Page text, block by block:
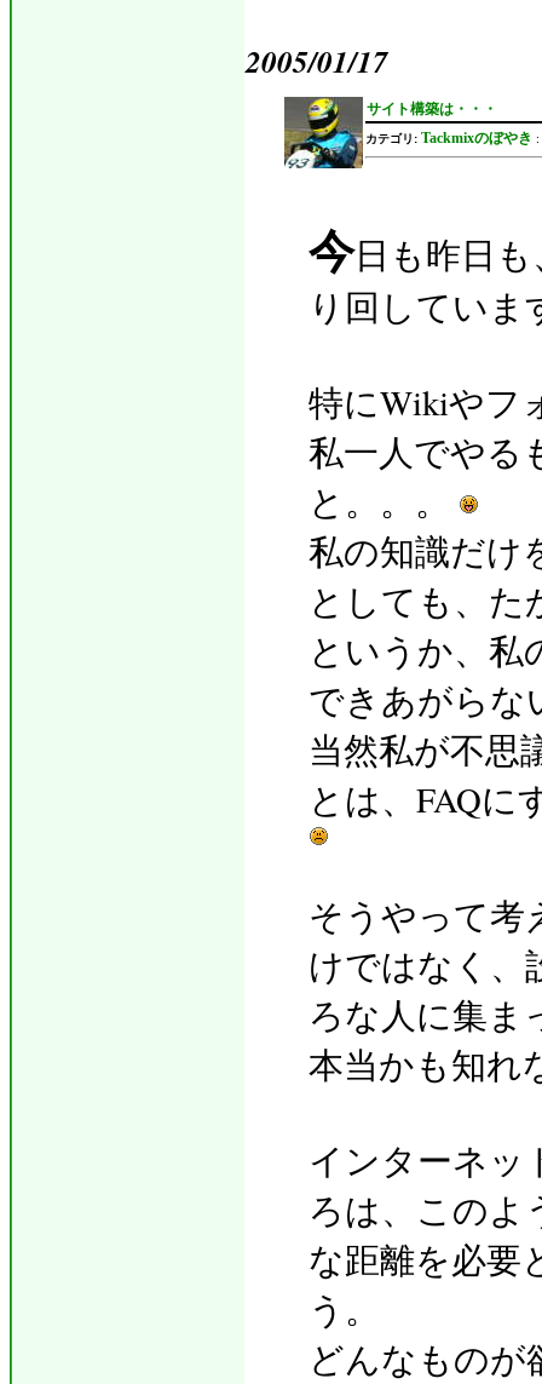
2005/01/17
サイト構築は・・・
カテゴリ: Tackmixのぼやき :
今日も昨日
り回していま
特にWikiやフ
私一人でやる
と。。。
私の知識だけ
としても、た
というか、私
できあがらな
当然私が不思
とは、FAQに
そうやって考
けではなく、
ろな人に集ま
本当かも知れ
インターネッ
ろは、このよ
な距離を必要
う。
どんなものが